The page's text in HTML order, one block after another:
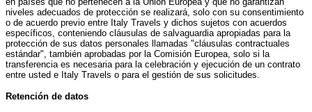
niveles adecuados de protección se realizará, solo con su consentimiento
o de acuerdo previo entre Italy Travels y dichos sujetos con acuerdos
específicos, conteniendo cláusulas de salvaguardia apropiadas para la
protección de sus datos personales llamadas "cláusulas contractuales
estándar", también aprobadas por la Comisión Europea, solo si la
transferencia es necesaria para la celebración y ejecución de un contrato
entre usted e Italy Travels o para el gestión de sus solicitudes.
Retención de datos